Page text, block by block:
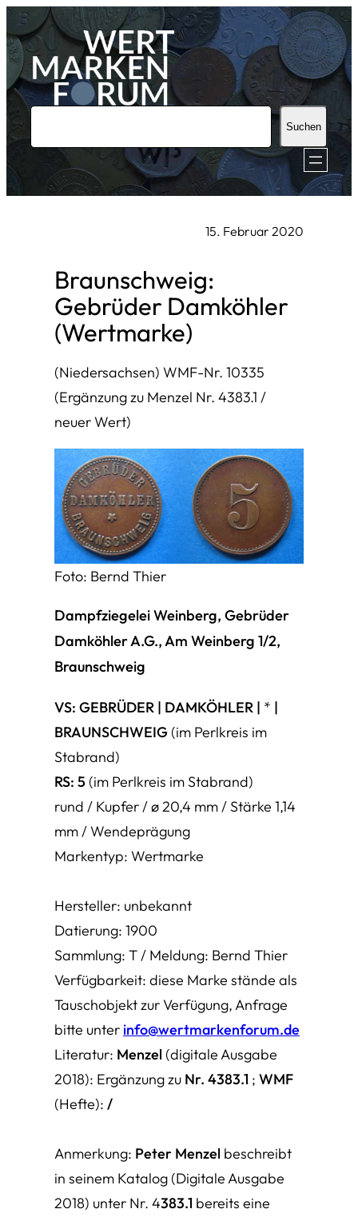
Zum
Inhalt
springen
u
h
Suchen
15. Februar 2020
Braunschweig:
Gebrüder Damköhler
(Wertmarke)
(Niedersachsen) WMF-Nr. 10335
(Ergänzung zu Menzel Nr. 4383.1 /
neuer Wert)
Foto: Bernd Thier
Dampfziegelei Weinberg, Gebrüder
Damköhler A.G., Am Weinberg 1/2,
Braunschweig
VS: GEBRÜDER | DAMKÖHLER | * |
BRAUNSCHWEIG (im Perlkreis im
Stabrand)
RS: 5 (im Perlkreis im Stabrand)
rund / Kupfer / ø 20,4 mm / Stärke 1,14
mm / Wendeprägung
Markentyp: Wertmarke
Hersteller: unbekannt
Datierung: 1900
Sammlung: T / Meldung: Bernd Thier
Verfügbarkeit: diese Marke stände als
Tauschobjekt zur Verfügung, Anfrage
bitte unter info@wertmarkenforum.de
Literatur: Menzel (digitale Ausgabe
2018): Ergänzung zu Nr. 4383.1 ; WMF
(Hefte): /
Anmerkung: Peter Menzel beschreibt
in seinem Katalog (Digitale Ausgabe
2018) unter Nr. 4383.1 bereits eine